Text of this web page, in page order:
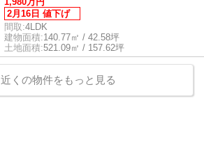
2月16日 値下げ
間取:4LDK
建物面積:140.77㎡ / 42.58坪
土地面積:521.09㎡ / 157.62坪
近くの物件をもっと見る